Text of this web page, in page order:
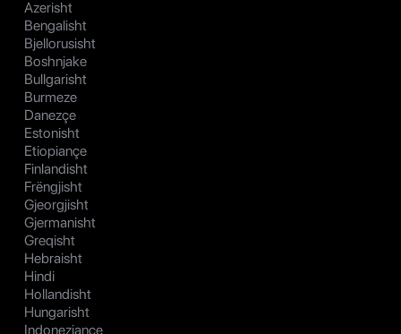
Azerisht
Bengalisht
Bjellorusisht
Boshnjake
Bullgarisht
Burmeze
Danezçe
Estonisht
Etiopiançe
Finlandisht
Frëngjisht
Gjeorgjisht
Gjermanisht
Greqisht
Hebraisht
Hindi
Hollandisht
Hungarisht
Indoneziançe